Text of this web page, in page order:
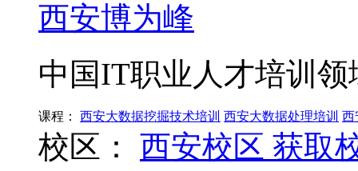
西安博为峰
中国IT职业人才培训领
课程： 西安大数据挖掘技术培训 西安大数据处理培训 西
校区： 西安校区 获取